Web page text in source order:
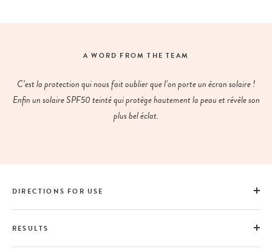
A WORD FROM THE TEAM
C’est la protection qui nous fait oublier que l’on porte un écran solaire !
Enfin un solaire SPF50 teinté qui protège hautement la peau et révèle son
plus bel éclat.
DIRECTIONS FOR USE
RESULTS